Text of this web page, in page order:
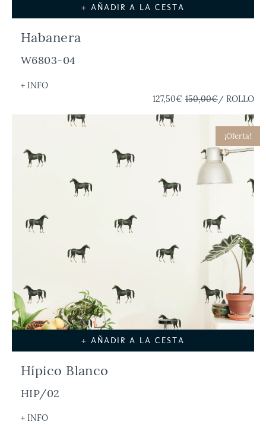
+ AÑADIR A LA CESTA
Habanera
W6803-04
+ INFO
127,50€ 150,00€/ ROLLO
¡Oferta!
+ AÑADIR A LA CESTA
Hípico Blanco
HIP/02
+ INFO